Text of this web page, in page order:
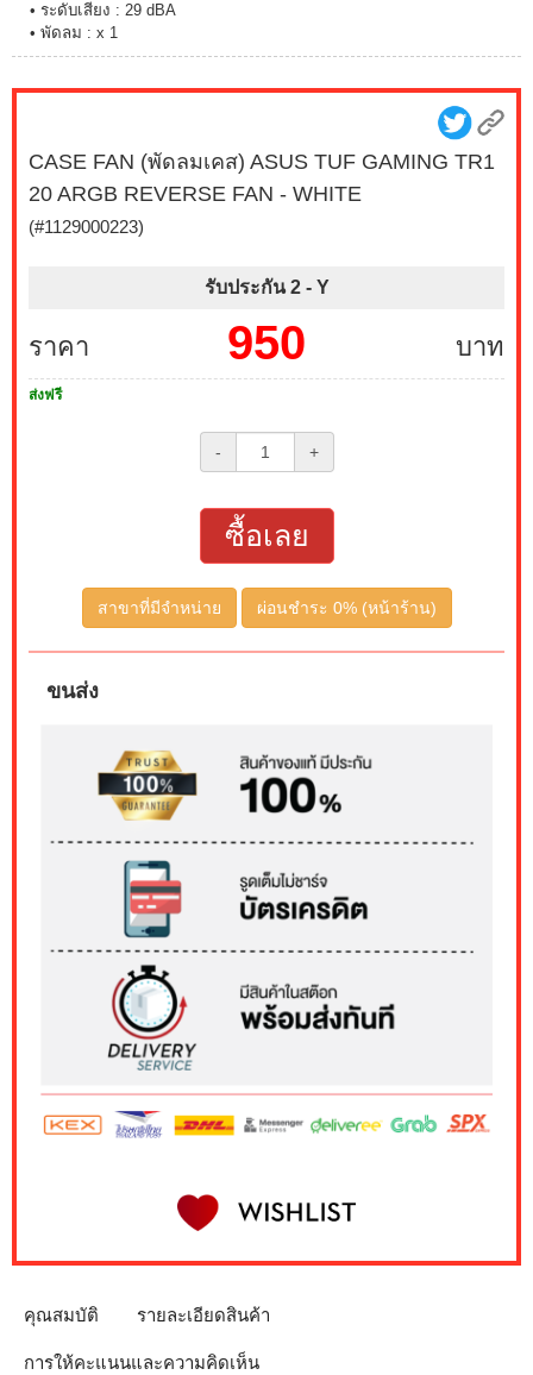
• ระดับเสียง : 29 dBA
• พัดลม : x 1
CASE FAN (พัดลมเคส) ASUS TUF GAMING TR1
20 ARGB REVERSE FAN - WHITE
(#1129000223)
รับประกัน 2 - Y
ราคา บาท
950
ส่งฟรี
- +
ซื้อเลย
สาขาที่มีจำหน่าย ผ่อนชำระ 0% (หน้าร้าน)
ขนส่ง
คุณสมบัติ รายละเอียดสินค้า
การให้คะแนนและความคิดเห็น